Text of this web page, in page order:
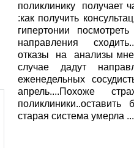
поликлинику получает
:как получить
гипертонии
направления
отказы на анализы мне
случае дадут
еженедельных
апрель....Похоже
старая система умерла